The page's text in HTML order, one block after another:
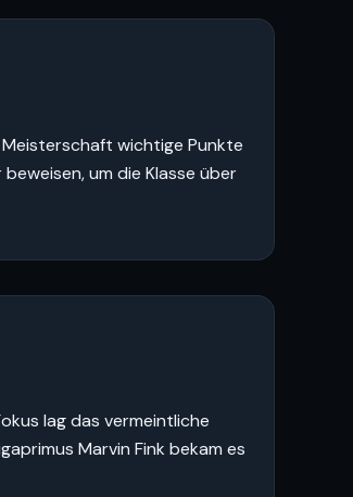
wichtige Punkte
um die Klasse über
lag das vermeintliche
Marvin Fink bekam es